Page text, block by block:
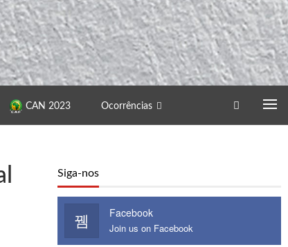
CAN 2023 Ocorrências
Siga-nos
Facebook
Join us on Facebook